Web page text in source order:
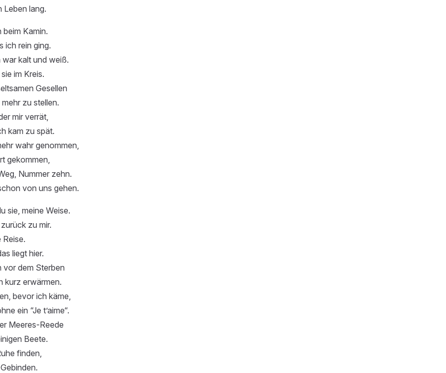
Leben lang.
Kamin.
ich rein ging.
war kalt und weiß.
im Kreis.
Gesellen
zu stellen.
mir verrät,
kam zu spät.
wahr genommen,
gekommen,
Nummer zehn.
von uns gehen.
sie, meine Weise.
zu mir.
Reise.
liegt hier.
vor dem Sterben
kurz erwärmen.
bevor ich käme,
ein “Je t’aime“.
Meeres-Reede
Beete.
finden,